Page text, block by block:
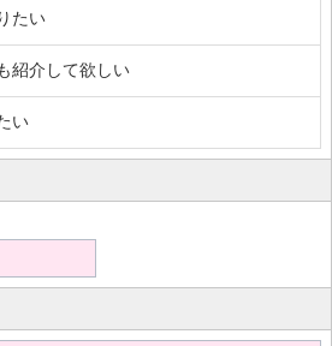
たい
紹介して欲しい
い